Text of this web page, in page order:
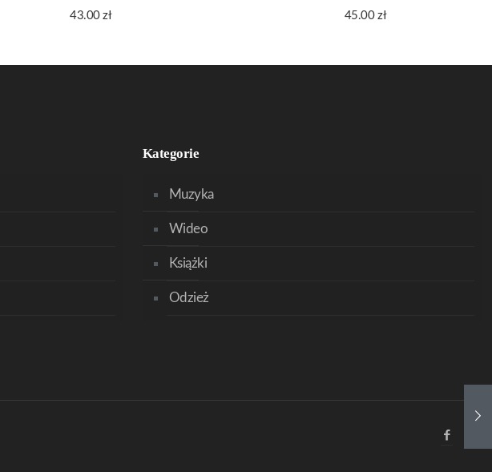
43.00zł 45.00zł
Kategorie
Muzyka
Wideo
Książki
Odzież